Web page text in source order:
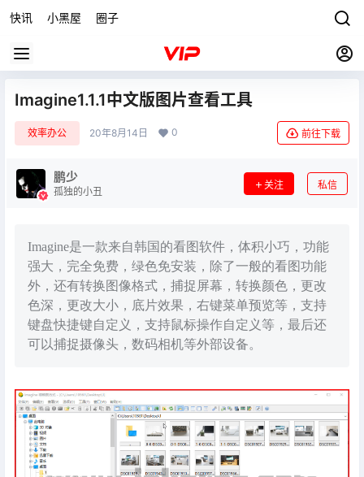
快讯 小黑屋 圈子
Imagine1.1.1中文版图片查看工具
效率办公 20年8月14日 0 前往下载
鹏少
孤独的小丑
关注 私信
Imagine是一款来自韩国的看图软件，体积小巧，功能
强大，完全免费，绿色免安装，除了一般的看图功能
外，还有转换图像格式，捕捉屏幕，转换颜色，更改
色深，更改大小，底片效果，右键菜单预览等，支持
键盘快捷键自定义，支持鼠标操作自定义等，最后还
可以捕捉摄像头，数码相机等外部设备。